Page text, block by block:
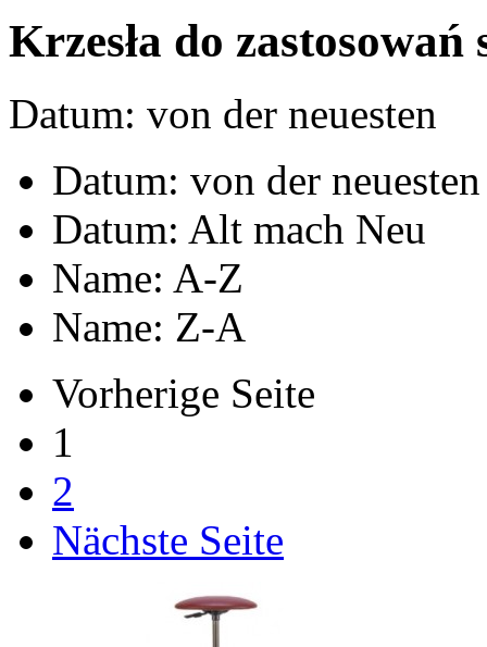
Krzesła do
Datum: von der neuesten
Datum: von der neuesten
Datum: Alt mach Neu
Name: A-Z
Name: Z-A
Vorherige Seite
1
2
Nächste Seite